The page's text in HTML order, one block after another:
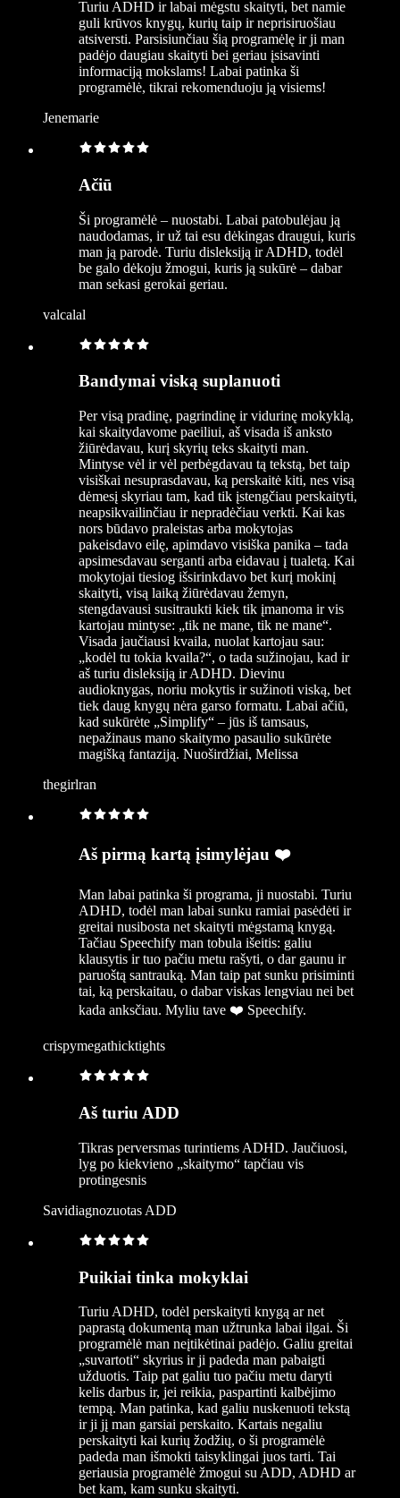
Turiu ADHD ir labai mėgstu skaityti, bet namie
guli krūvos knygų, kurių taip ir neprisiruošiau
atsiversti. Parsisiunčiau šią programėlę ir ji man
padėjo daugiau skaityti bei geriau įsisavinti
informaciją mokslams! Labai patinka ši
programėlė, tikrai rekomenduoju ją visiems!
Jenemarie
Ačiū
Ši programėlė – nuostabi. Labai patobulėjau ją
naudodamas, ir už tai esu dėkingas draugui, kuris
man ją parodė. Turiu disleksiją ir ADHD, todėl
be galo dėkoju žmogui, kuris ją sukūrė – dabar
man sekasi gerokai geriau.
valcalal
Bandymai viską suplanuoti
Per visą pradinę, pagrindinę ir vidurinę mokyklą,
kai skaitydavome paeiliui, aš visada iš anksto
žiūrėdavau, kurį skyrių teks skaityti man.
Mintyse vėl ir vėl perbėgdavau tą tekstą, bet taip
visiškai nesuprasdavau, ką perskaitė kiti, nes visą
dėmesį skyriau tam, kad tik įstengčiau perskaityti,
neapsikvailinčiau ir nepradėčiau verkti. Kai kas
nors būdavo praleistas arba mokytojas
pakeisdavo eilę, apimdavo visiška panika – tada
apsimesdavau serganti arba eidavau į tualetą. Kai
mokytojai tiesiog išsirinkdavo bet kurį mokinį
skaityti, visą laiką žiūrėdavau žemyn,
stengdavausi susitraukti kiek tik įmanoma ir vis
kartojau mintyse: „tik ne mane, tik ne mane“.
Visada jaučiausi kvaila, nuolat kartojau sau:
„kodėl tu tokia kvaila?“, o tada sužinojau, kad ir
aš turiu disleksiją ir ADHD. Dievinu
audioknygas, noriu mokytis ir sužinoti viską, bet
tiek daug knygų nėra garso formatu. Labai ačiū,
kad sukūrėte „Simplify“ – jūs iš tamsaus,
nepažinaus mano skaitymo pasaulio sukūrėte
magišką fantaziją. Nuoširdžiai, Melissa
thegirlran
Aš pirmą kartą įsimylėjau ❤️
Man labai patinka ši programa, ji nuostabi. Turiu
ADHD, todėl man labai sunku ramiai pasėdėti ir
greitai nusibosta net skaityti mėgstamą knygą.
Tačiau Speechify man tobula išeitis: galiu
klausytis ir tuo pačiu metu rašyti, o dar gaunu ir
paruoštą santrauką. Man taip pat sunku prisiminti
tai, ką perskaitau, o dabar viskas lengviau nei bet
kada anksčiau. Myliu tave ❤️ Speechify.
crispymegathicktights
Aš turiu ADD
Tikras perversmas turintiems ADHD. Jaučiuosi,
lyg po kiekvieno „skaitymo“ tapčiau vis
protingesnis
Savidiagnozuotas ADD
Puikiai tinka mokyklai
Turiu ADHD, todėl perskaityti knygą ar net
paprastą dokumentą man užtrunka labai ilgai. Ši
programėlė man neįtikėtinai padėjo. Galiu greitai
„suvartoti“ skyrius ir ji padeda man pabaigti
užduotis. Taip pat galiu tuo pačiu metu daryti
kelis darbus ir, jei reikia, paspartinti kalbėjimo
tempą. Man patinka, kad galiu nuskenuoti tekstą
ir ji jį man garsiai perskaito. Kartais negaliu
perskaityti kai kurių žodžių, o ši programėlė
padeda man išmokti taisyklingai juos tarti. Tai
geriausia programėlė žmogui su ADD, ADHD ar
bet kam, kam sunku skaityti.